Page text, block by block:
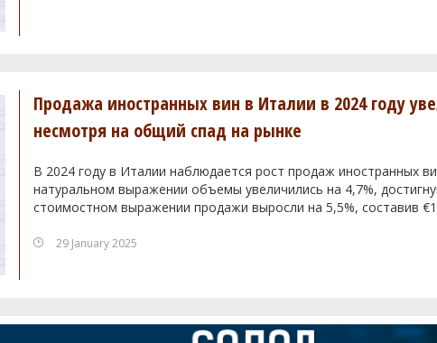
Продажа иностранных вин в Италии в 2024 году
несмотря на общий спад на рынке
В 2024 году в Италии наблюдается рост продаж иностранных
натуральном выражении объемы увеличились на 4,7%,
стоимостном выражении продажи выросли на 5,5%, составив
29 January 2025